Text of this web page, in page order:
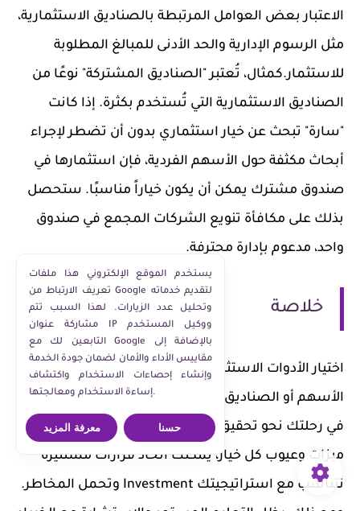
الاعتبار بعض العوامل المرتبطة بالصناديق الاستثمارية،
مثل الرسوم الإدارية والحد الأدنى للمبالغ المطلوبة
للاستثمار.كمثال، تُعتبر "الصناديق المشتركة" نوعًا من
الصناديق الاستثمارية التي تُستخدم بكثرة. إذا كانت
"سارة" تبحث عن خيار استثماري بدون أن تضطر لإجراء
أبحاث مكثفة حول الأسهم الفردية، فإن استثمارها في
صندوق مشترك يمكن أن يكون خياراً مناسبًا. ستحصل
بذلك على مكافأة تنويع الشركات المجمع في صندوق
واحد، مدعوم بإدارة محترفة.
خلاصة
اختيار الأدوات الاستثمارية المناسبة، سواء كانت
الأسهم أو الصناديق الاستثمارية، يعد خطوة أساسية
في رحلتك نحو تحقيق الأهداف المالية. من خلال فهم
ميزات وعيوب كل خيار، يمكنك اتخاذ قرارات مستنيرة
تتناسب مع استراتيجيتك Investment وتحمل المخاطر.
يستخدم الموقع الإلكتروني هذا ملفات
تعريف الارتباط من Google لتقديم خدماته
وتحليل عدد الزيارات. لهذا السبب تتم
مشاركة عنوان IP ووكيل المستخدم
التابعين لك مع Google بالإضافة إلى
مقاييس الأداء والأمان لضمان جودة الخدمة
وإنشاء إحصاءات الاستخدام واكتشاف
إساءة الاستخدام ومعالجتها.
معرفة المزيد حسنا